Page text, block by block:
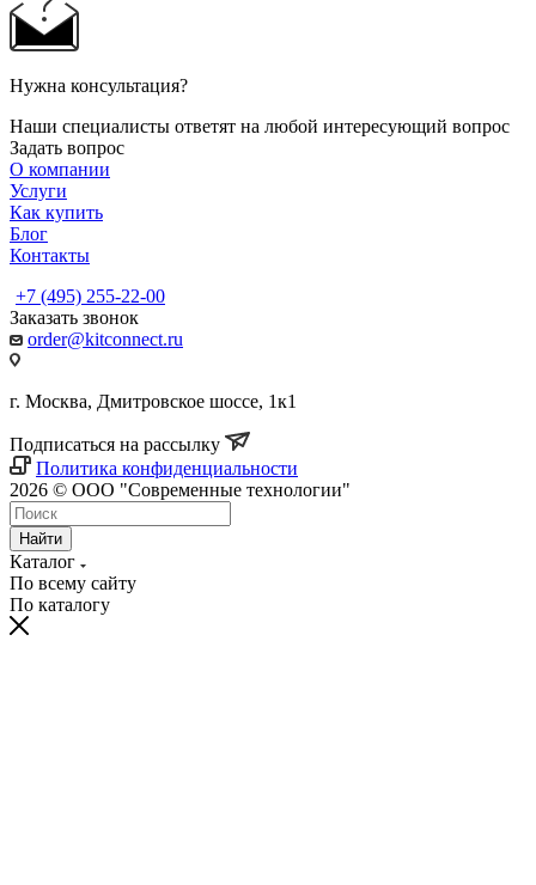
Нужна консультация?
Наши специалисты ответят на любой интересующий вопрос
Задать вопрос
О компании
Услуги
Как купить
Блог
Контакты
+7 (495) 255-22-00
Заказать звонок
order@kitconnect.ru
г. Москва, Дмитровское шоссе, 1к1
Подписаться на рассылку
Политика конфиденциальности
2026 © ООО "Современные технологии"
Найти
Каталог
По всему сайту
По каталогу